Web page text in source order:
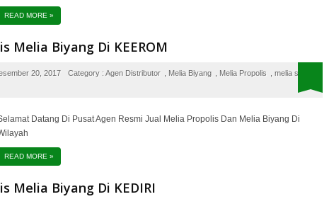
READ MORE »
Melia Biyang Di KEEROM
20, 2017 Category : Agen Distributor Melia Biyang Melia Propolis
melia sehat
Datang Di Pusat Agen Resmi Jual Melia Propolis Dan Melia Biyang Di
READ MORE »
Melia Biyang Di KEDIRI